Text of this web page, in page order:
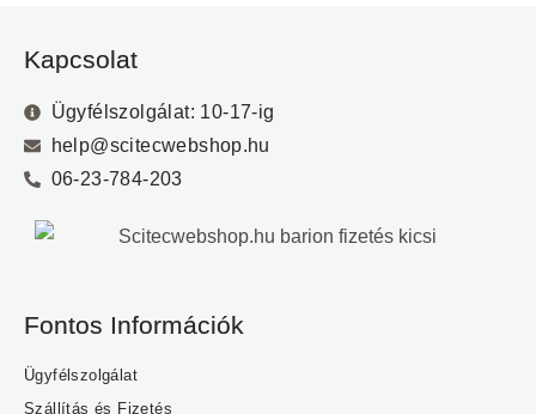
Kapcsolat
Ügyfélszolgálat: 10-17-ig
help@scitecwebshop.hu
06-23-784-203
Fontos Információk
Ügyfélszolgálat
Szállítás és Fizetés